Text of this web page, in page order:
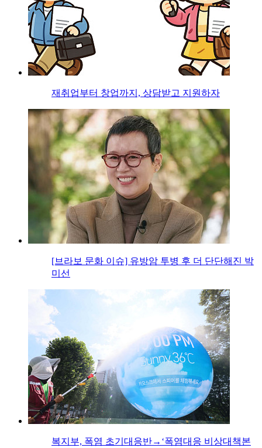
재취업부터 창업까지, 상담받고 지원하자
[브라보 문화 이슈] 유방암 투병 후 더 단단해진 박
미선
복지부, 폭염 초기대응반→‘폭염대응 비상대책본